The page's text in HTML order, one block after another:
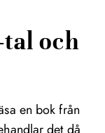
och
en bok från